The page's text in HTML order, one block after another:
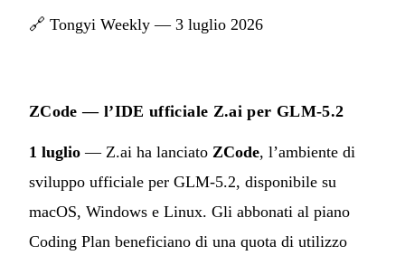
🔗 Tongyi Weekly — 3 luglio 2026
ZCode — l’IDE ufficiale Z.ai per GLM-5.2
1 luglio — Z.ai ha lanciato ZCode, l’ambiente di
sviluppo ufficiale per GLM-5.2, disponibile su
macOS, Windows e Linux. Gli abbonati al piano
Coding Plan beneficiano di una quota di utilizzo